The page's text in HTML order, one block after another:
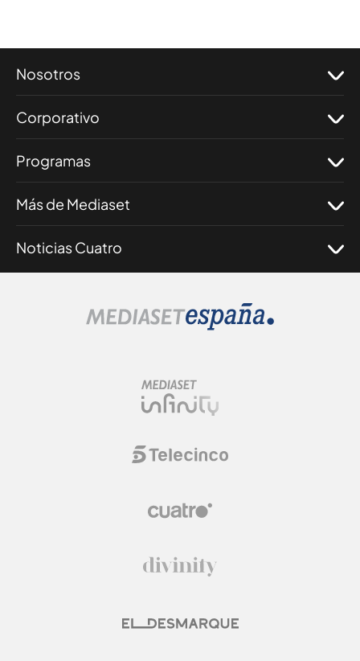
Nosotros
Corporativo
Programas
Más de Mediaset
Noticias Cuatro